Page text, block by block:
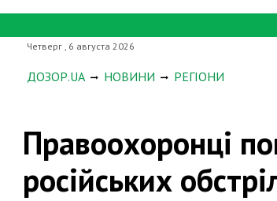
Четверг , 6 августа 2026
ДОЗОР.UA НОВИНИ РЕГІОНИ
Правоохоронці
російських